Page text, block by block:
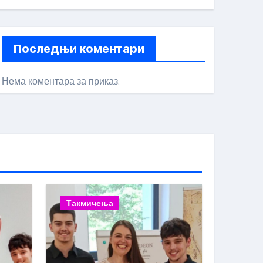
Последњи коментари
Нема коментара за приказ.
Такмичења